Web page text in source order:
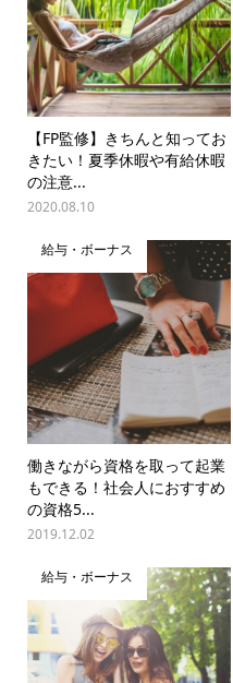
【FP監修】きちんと知ってお
きたい！夏季休暇や有給休暇
の注意...
2020.08.10
給与・ボーナス
働きながら資格を取って起業
もできる！社会人におすすめ
の資格5...
2019.12.02
給与・ボーナス